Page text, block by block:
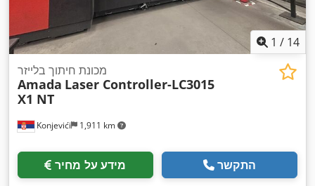
1 / 14
Konjevići 1,911 km
מכונת חיתוך בלייזר
Amada Laser Controller-LC3015
X1 NT
מידע על מחיר התקשר